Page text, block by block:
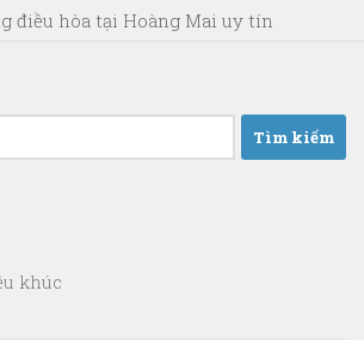
điều hòa tại Hoàng Mai uy tín
khúc